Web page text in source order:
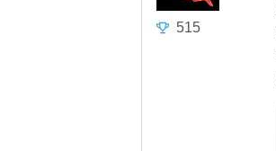
515